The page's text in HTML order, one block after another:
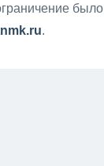
было
.